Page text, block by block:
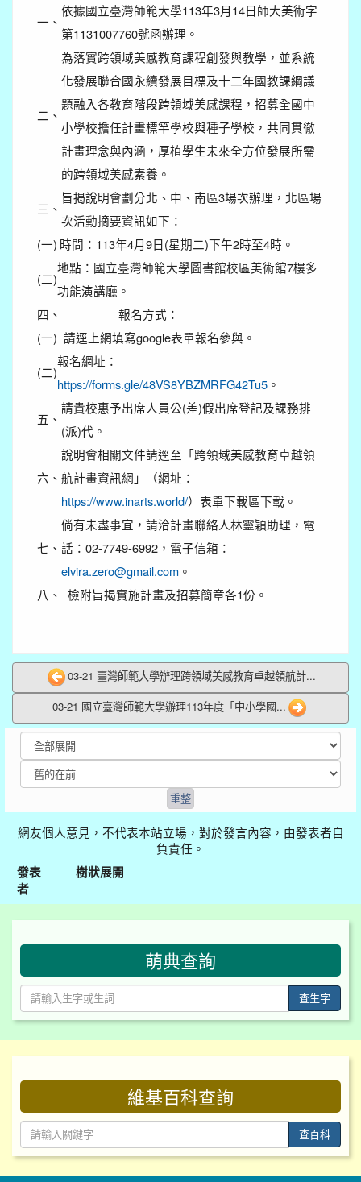
一、
依據國立臺灣師範大學113年3月14日師大美術字
第1131007760號函辦理。
二、
為落實跨領域美感教育課程創發與教學，並系統
化發展聯合國永續發展目標及十二年國教課綱議
題融入各教育階段跨領域美感課程，招募全國中
小學校擔任計畫標竿學校與種子學校，共同貫徹
計畫理念與內涵，厚植學生未來全方位發展所需
的跨領域美感素養。
三、
旨揭說明會劃分北、中、南區3場次辦理，北區場
次活動摘要資訊如下：
(一) 時間：113年4月9日(星期二)下午2時至4時。
(二)
地點：國立臺灣師範大學圖書館校區美術館7樓多
功能演講廳。
四、
報名方式：
(一) 請逕上網填寫google表單報名參與。
(二)
報名網址：
https://forms.gle/48VS8YBZMRFG42Tu5 。
五、
請貴校惠予出席人員公(差)假出席登記及課務排
(派)代。
六、
說明會相關文件請逕至「跨領域美感教育卓越領
航計畫資訊網」（網址：
https://www.inarts.world/）表單下載區下載。
七、
倘有未盡事宜，請洽計畫聯絡人林靈穎助理，電
話：02-7749-6992，電子信箱：
elvira.zero@gmail.com 。
八、
檢附旨揭實施計畫及招募簡章各1份。
03-21 臺灣師範大學辦理跨領域美感教育卓越領航計...
03-21 國立臺灣師範大學辦理113年度「中小學國...
網友個人意見，不代表本站立場，對於發言內容，由發表者自
負責任。
發表
者
樹狀展開
萌典查詢
查生字
維基百科查詢
查百科